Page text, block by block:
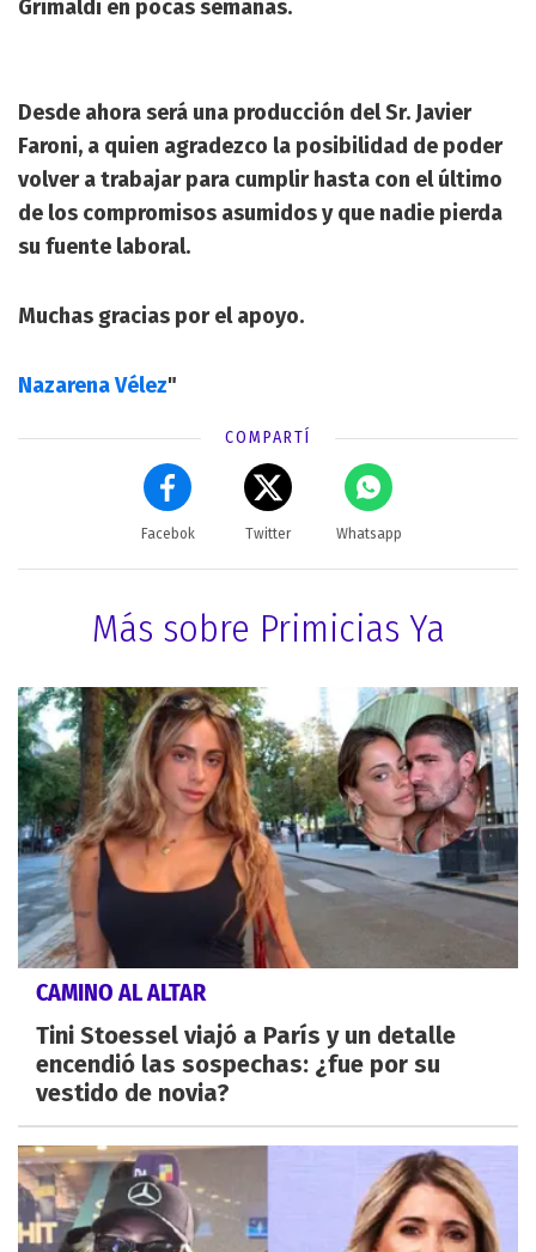
Grimaldi en pocas semanas.
Desde ahora será una producción del Sr. Javier
Faroni, a quien agradezco la posibilidad de poder
volver a trabajar para cumplir hasta con el último
de los compromisos asumidos y que nadie pierda
su fuente laboral.
Muchas gracias por el apoyo.
Nazarena Vélez"
COMPARTÍ
Facebok Twitter Whatsapp
Más sobre Primicias Ya
CAMINO AL ALTAR
Tini Stoessel viajó a París y un detalle
encendió las sospechas: ¿fue por su
vestido de novia?